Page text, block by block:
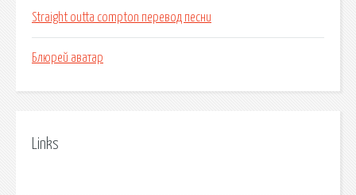
Straight outta compton перевод песни
Блюрей аватар
Links